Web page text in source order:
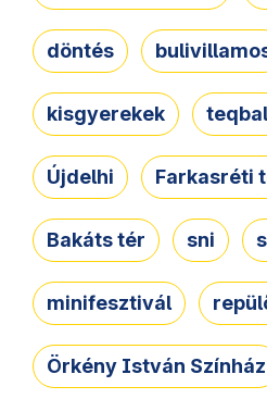
döntés
kisgyerekek
Újdelhi Farkasréti
Bakáts tér sni
minifesztivál
Örkény István Színház